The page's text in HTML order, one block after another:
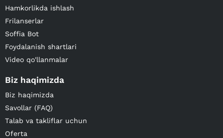
Hamkorlikda ishlash
Frilanserlar
Soffia Bot
Foydalanish shartlari
Video qo'llanmalar
Biz haqimizda
Biz haqimizda
Savollar (FAQ)
Talab va takliflar uchun
Oferta